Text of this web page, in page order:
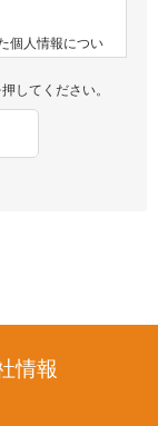
個人情報につい
ます。
人情報を、正
してください。
情報